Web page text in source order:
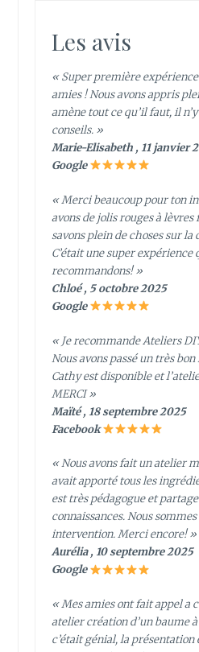
Les avis
« Super première
amies ! Nous avons appris
amène tout ce qu’il faut, il
conseils. »
Marie-Elisabeth , 11 janvier
Google
« Merci beaucoup pour ton
avons de jolis rouges à
savons plein de choses sur
C’était une super expérience
recommandons! »
Chloé , 5 octobre 2025
Google
« Je recommande Ateliers
Nous avons passé un très
Cathy est disponible et
MERCI »
Maïté , 18 septembre 2025
Facebook
« Nous avons fait un atelier
avait apporté tous les
est très pédagogue et
connaissances. Nous
intervention. Merci encore! »
Aurélia , 10 septembre 2025
Google
« Mes amies ont fait appel a
atelier création d’un baume
c’était génial, la